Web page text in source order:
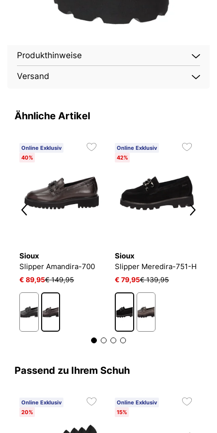
Produkthinweise
Versand
Ähnliche Artikel
Online Exklusiv
40%
Sioux
Slipper Amandira-700
€ 89,95€ 149,95
Online Exklusiv
42%
Sioux
Slipper Meredira-751-H
€ 79,95€ 139,95
Passend zu Ihrem Schuh
Online Exklusiv
20%
Online Exklusiv
15%